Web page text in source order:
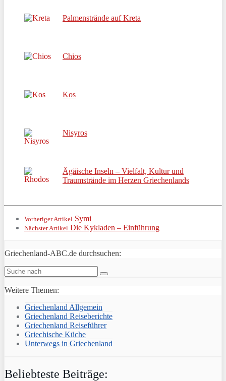
Palmenstrände auf Kreta
Chios
Kos
Nisyros
Ägäische Inseln – Vielfalt, Kultur und
Traumstrände im Herzen Griechenlands
Vorheriger Artikel Symi
Nächster Artikel Die Kykladen – Einführung
Griechenland-ABC.de durchsuchen:
Weitere Themen:
Griechenland Allgemein
Griechenland Reiseberichte
Griechenland Reiseführer
Griechische Küche
Unterwegs in Griechenland
Beliebteste Beiträge: